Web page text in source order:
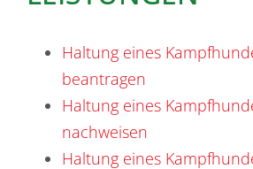
Haltung eines
beantragen
Haltung eines
nachweisen
Haltung eines